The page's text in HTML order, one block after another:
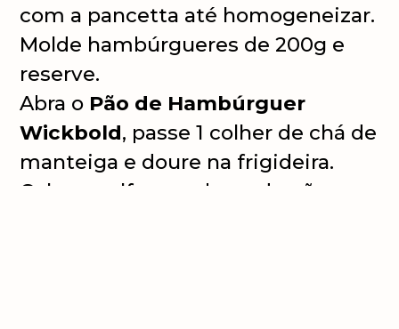
com a pancetta até homogeneizar.
Molde hambúrgueres de 200g e
reserve.
Abra o Pão de Hambúrguer
Wickbold, passe 1 colher de chá de
manteiga e doure na frigideira.
Coloque alface na base do pão,